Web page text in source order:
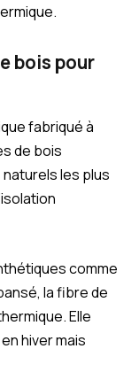
bois pour
fabriqué à
de bois
les plus
comme
la fibre de
Elle
hiver mais